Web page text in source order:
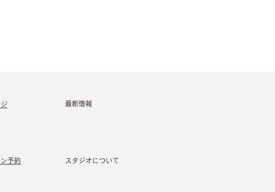
ジ 最新情報
予約 スタジオについて